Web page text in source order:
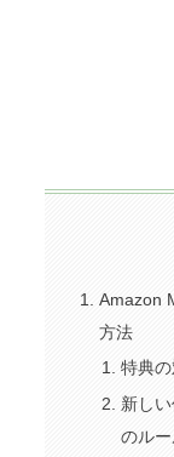
Amazon
方法
特典
新し
のル